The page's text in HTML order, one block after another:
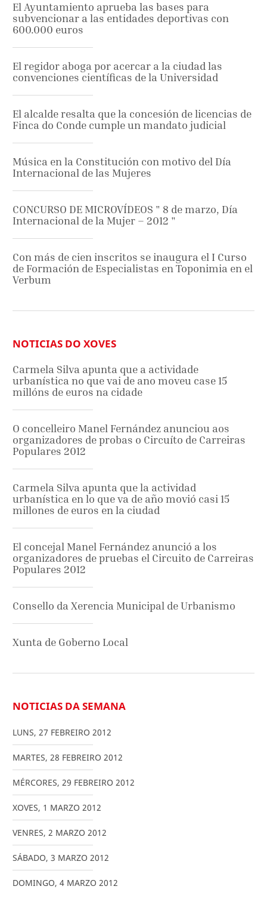
El Ayuntamiento aprueba las bases para
subvencionar a las entidades deportivas con
600.000 euros
El regidor aboga por acercar a la ciudad las
convenciones científicas de la Universidad
El alcalde resalta que la concesión de licencias de
Finca do Conde cumple un mandato judicial
Música en la Constitución con motivo del Día
Internacional de las Mujeres
CONCURSO DE MICROVÍDEOS " 8 de marzo, Día
Internacional de la Mujer – 2012 "
Con más de cien inscritos se inaugura el I Curso
de Formación de Especialistas en Toponimia en el
Verbum
NOTICIAS DO XOVES
Carmela Silva apunta que a actividade
urbanística no que vai de ano moveu case 15
millóns de euros na cidade
O concelleiro Manel Fernández anunciou aos
organizadores de probas o Circuíto de Carreiras
Populares 2012
Carmela Silva apunta que la actividad
urbanística en lo que va de año movió casi 15
millones de euros en la ciudad
El concejal Manel Fernández anunció a los
organizadores de pruebas el Circuito de Carreiras
Populares 2012
Consello da Xerencia Municipal de Urbanismo
Xunta de Goberno Local
NOTICIAS DA SEMANA
LUNS, 27 FEBREIRO 2012
MARTES, 28 FEBREIRO 2012
MÉRCORES, 29 FEBREIRO 2012
XOVES, 1 MARZO 2012
VENRES, 2 MARZO 2012
SÁBADO, 3 MARZO 2012
DOMINGO, 4 MARZO 2012